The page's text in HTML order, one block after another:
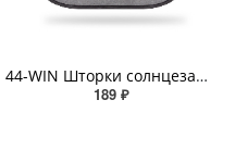
44-WIN Шторки солнцезащитные на боковые стекла, сетчатый полиэстер, чёрные ,44 х 38 см, 2 шт
189 ₽